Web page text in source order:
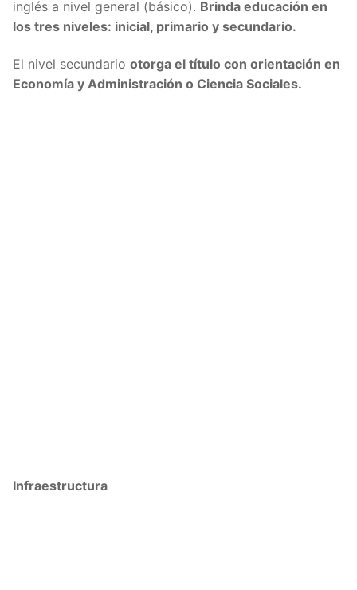
inglés a nivel general (básico). Brinda educación en
los tres niveles: inicial, primario y secundario.
El nivel secundario otorga el título con orientación en
Economía y Administración o Ciencia Sociales.
Infraestructura